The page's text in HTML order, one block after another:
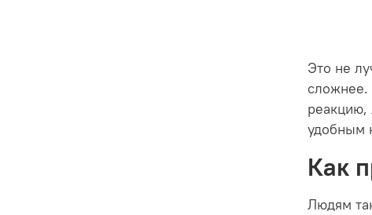
Это не
сложнее.
реакцию,
удобным
Как
Людям